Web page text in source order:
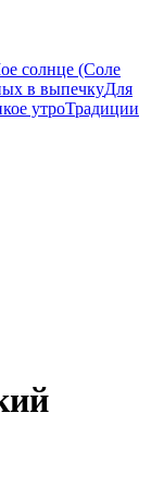
солнце (Соле
в выпечкуДля
утроТрадиции